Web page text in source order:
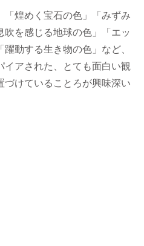
煌めく宝石の色」「みずみ
を感じる地球の色」「エッ
動する生き物の色」など、
アされた、とても面白い観
づけていることろが興味深い